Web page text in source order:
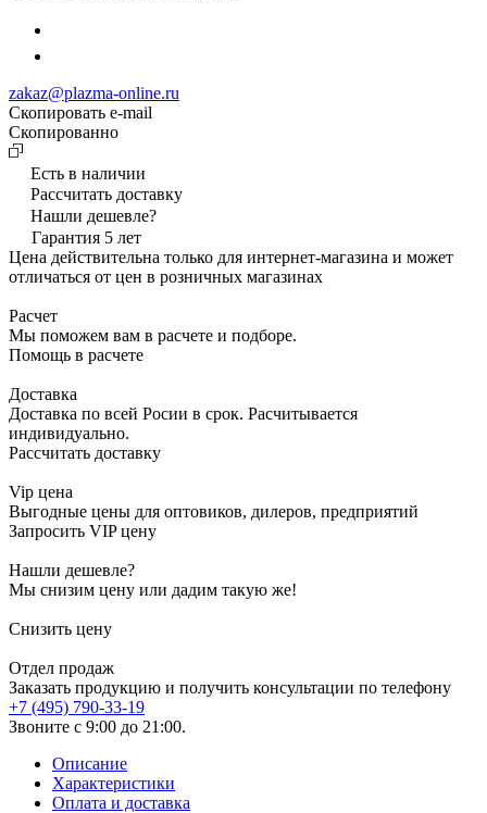
zakaz@plazma-online.ru
Скопировать e-mail
Cкопированно
Есть в наличии
Рассчитать доставку
Нашли дешевле?
Гарантия 5 лет
Цена действительна только для интернет-магазина и может
отличаться от цен в розничных магазинах
Расчет
Мы поможем вам в расчете и подборе.
Помощь в расчете
Доставка
Доставка по всей Росии в срок. Расчитывается
индивидуально.
Рассчитать доставку
Vip цена
Выгодные цены для оптовиков, дилеров, предприятий
Запросить VIP цену
Нашли дешевле?
Мы снизим цену или дадим такую же!
Снизить цену
Отдел продаж
Заказать продукцию и получить консультации по телефону
+7 (495) 790-33-19
Звоните с 9:00 до 21:00.
Описание
Характеристики
Оплата и доставка